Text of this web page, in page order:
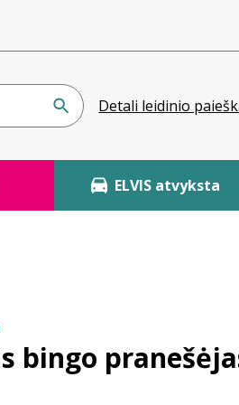
Detali leidinio
ELVIS atvyksta
bingo